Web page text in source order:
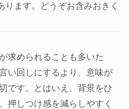
ります。どうぞお含みおきく
求められることも多いた
い回しにするより、意味が
です。とはいえ、背景をひ
押しつけ感を減らしやすく